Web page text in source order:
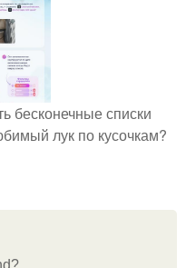
бесконечные списки
лук по кусочкам?